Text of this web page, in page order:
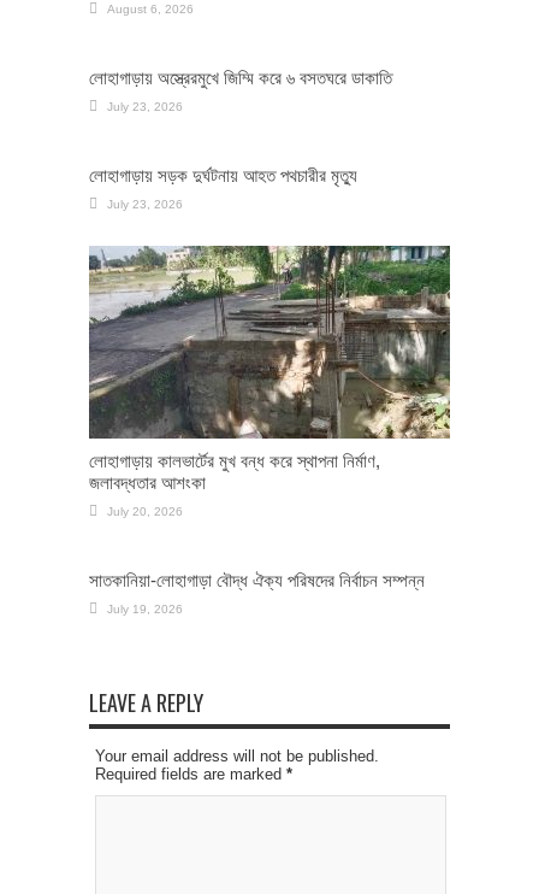
August 6, 2026
লোহাগাড়ায় অস্ত্রেরমুখে জিম্মি করে ৬ বসতঘরে ডাকাতি
July 23, 2026
লোহাগাড়ায় সড়ক দুর্ঘটনায় আহত পথচারীর মৃত্যু
July 23, 2026
লোহাগাড়ায় কালভার্টের মুখ বন্ধ করে স্থাপনা নির্মাণ,
জলাবদ্ধতার আশংকা
July 20, 2026
সাতকানিয়া-লোহাগাড়া বৌদ্ধ ঐক্য পরিষদের নির্বাচন সম্পন্ন
July 19, 2026
LEAVE A REPLY
Your email address will not be published.
Required fields are marked *